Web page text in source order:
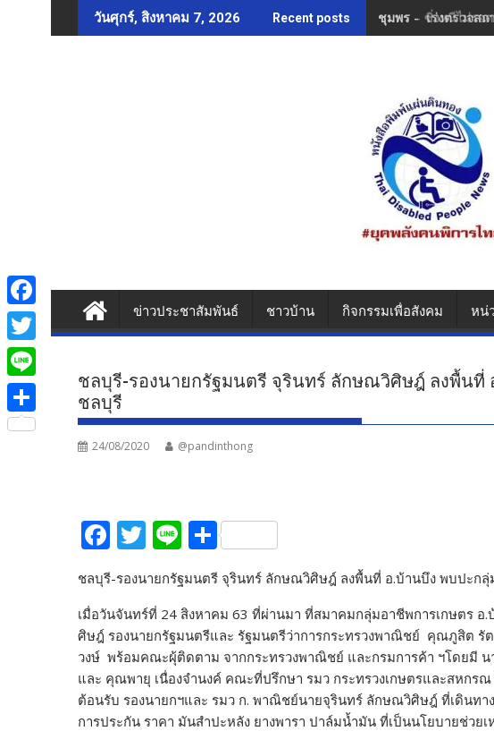
to
วันศุกร์, สิงหาคม 7, 2026 Recent posts ชุมพร - เร่งตรวจสถ
ข่าวประชาสัมพันธ์ ชาวบ้าน กิจกรรมเพื่อสังคม หน่
ชลบุรี-รองนายกรัฐมนตรี จุรินทร์ ลักษณวิศิษฎ์ ลงพื้นที่
ชลบุรี
24/08/2020 @pandinthong
F
e
b
o
o
k
T
itt
er
Li
e
S
h
ar
e
ชลบุรี-รองนายกรัฐมนตรี จุรินทร์ ลักษณวิศิษฎ์ ลงพื้นที่ อ.บ้านบึง พบปะกลุ่
เมื่อวันจันทร์ที่ 24 สิงหาคม 63 ที่ผ่านมา ที่สมาคมกลุ่มอาชีพการเกษตร
ศิษฎ์ รองนายกรัฐมนตรีและ รัฐมนตรีว่าการกระทรวงพาณิชย์ คุณภูสิต
วงษ์ พร้อมคณะผุ้ติดตาม จากกระทรวงพาณิชย์ และกรมการค้า ฯโดยมี
และ คุณพายุ เนื่องจำนงค์ คณะที่ปรึกษา รมว กระทรวงเกษตรและสหกร
ต้อนรับ รองนายกฯและ รมว ก. พาณิชย์นายจุรินทร์ ลักษณวิศิษฎ์ ที่เดินทา
การประกัน ราคา มันสำปะหลัง ยางพารา ปาล์มน้ำมัน ที่เป็นนโยบายช่วย
F
a
c
e
b
T
w
i
L
iS